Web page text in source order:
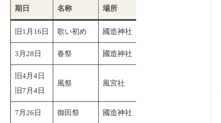
期日 名称 場所
旧1月16日 歌い初め 國造神社
3月28日 春祭 國造神社
旧4月4日
旧7月4日
風祭 風宮社
7月26日 御田祭 國造神社